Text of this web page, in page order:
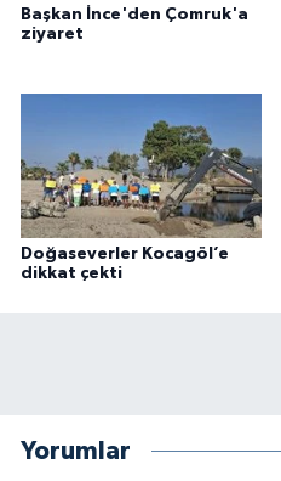
Başkan İnce'den Çomruk'a
ziyaret
Doğaseverler Kocagöl’e
dikkat çekti
Yorumlar